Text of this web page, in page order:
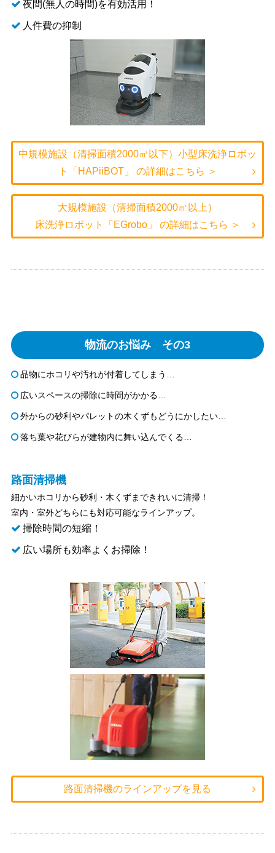
夜間(無人の時間)を有効活用！
人件費の抑制
中規模施設（清掃面積2000㎡以下）小型床洗浄ロボッ
ト「HAPiiBOT」 の詳細はこちら ＞
大規模施設（清掃面積2000㎡以上）
床洗浄ロボット「EGrobo」 の詳細はこちら ＞
物流のお悩み その3
品物にホコリや汚れが付着してしまう…
広いスペースの掃除に時間がかかる…
外からの砂利やパレットの木くずもどうにかしたい…
落ち葉や花びらが建物内に舞い込んでくる…
路面清掃機
細かいホコリから砂利・木くずまできれいに清掃！
室内・室外どちらにも対応可能なラインアップ。
掃除時間の短縮！
広い場所も効率よくお掃除！
路面清掃機のラインアップを見る